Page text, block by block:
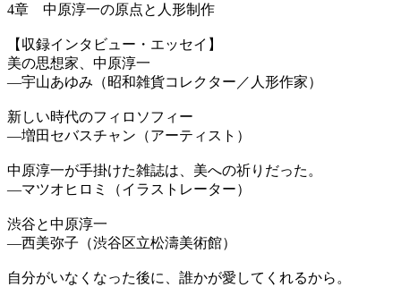
4章 中原淳一の原点と人形制作
【収録インタビュー・エッセイ】
美の思想家、中原淳一
―宇山あゆみ（昭和雑貨コレクター／人形作家）
新しい時代のフィロソフィー
―増田セバスチャン（アーティスト）
中原淳一が手掛けた雑誌は、美への祈りだった。
―マツオヒロミ（イラストレーター）
渋谷と中原淳一
―西美弥子（渋谷区立松濤美術館）
自分がいなくなった後に、誰かが愛してくれるから。